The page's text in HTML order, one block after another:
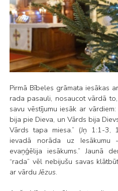
Pirmā Bībeles grāmata iesākas
rada pasauli, nosaucot vārdā
savu vēstījumu iesāk ar
bija pie Dieva, un Vārds bija
Vārds tapa miesa.” (Jņ 1:1-3,
ievadā norāda uz Iesākumu
evaņģēlija iesākums.” Jaunā
“rada” vēl nebijušu savas
ar vārduJēzus.